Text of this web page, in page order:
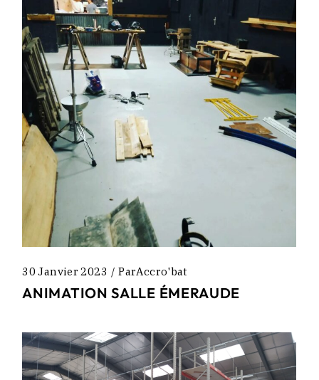
30 Janvier 2023 ParAccro'bat
ANIMATION SALLE ÉMERAUDE